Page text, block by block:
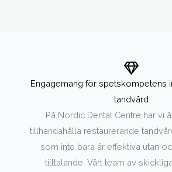
Engagemang för spetskompetens
tandvård
På Nordic Dental Centre har vi
tillhandahålla restaurerande
som inte bara är effektiva utan
tilltalande. Vårt team av